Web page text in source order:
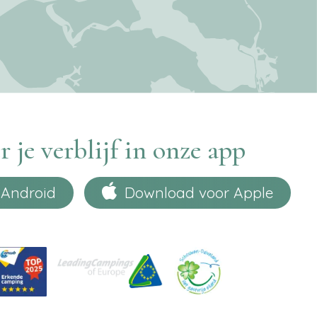
je verblijf in onze app
Download voor Apple